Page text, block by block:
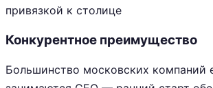
привязкой к столице
Конкурентное преимущество
Большинство московских компаний